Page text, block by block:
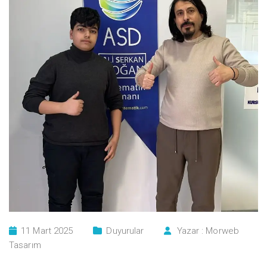
11 Mart 2025 Duyurular Yazar : Morweb
Tasarım